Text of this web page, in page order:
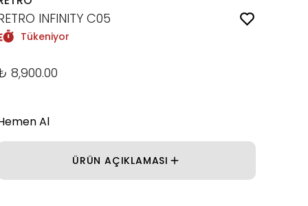
INFINITY C05
Tükeniyor
8,900.00
Al
ÜRÜN AÇIKLAMASI